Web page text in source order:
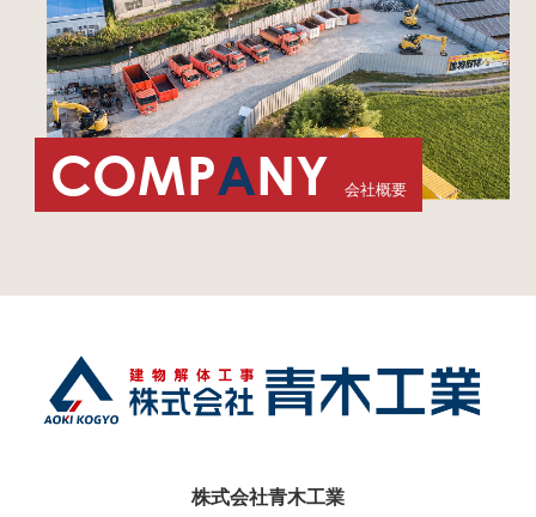
COMPANY 会社概要
株式会社青木工業